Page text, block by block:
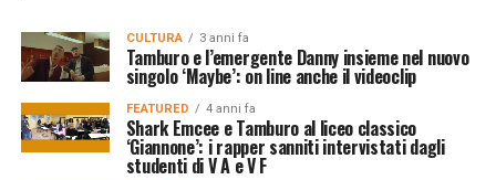
CULTURA 3 anni fa
Tamburo e l’emergente Danny insieme nel nuovo
singolo ‘Maybe’: on line anche il videoclip
FEATURED 4 anni fa
Shark Emcee e Tamburo al liceo classico
‘Giannone’: i rapper sanniti intervistati dagli
studenti di V A e V F